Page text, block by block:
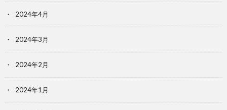
2024年4月
2024年3月
2024年2月
2024年1月